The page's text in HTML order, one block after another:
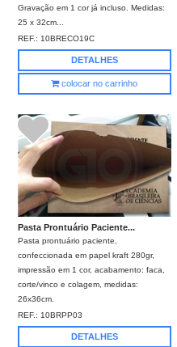
Gravação em 1 cor já incluso. Medidas:
25 x 32cm...
REF.: 10BRECO19C
DETALHES
colocar no carrinho
Pasta Prontuário Paciente...
Pasta prontuário paciente,
confeccionada em papel kraft 280gr,
impressão em 1 cor, acabamento: faca,
corte/vinco e colagem, medidas:
26x36cm.
REF.: 10BRPP03
DETALHES